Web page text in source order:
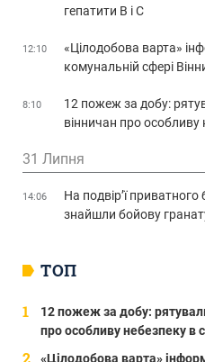
ТОП
12 пожеж за добу:
про особливу небезпеку в
«Цілодобова варта»
гепатити В і С
12:10
«Цілодобова варта»
комунальній сфері
8:10
12 пожеж за добу:
вінничан про особливу
31 Липня
14:06
На подвір’ї
знайшли бойову